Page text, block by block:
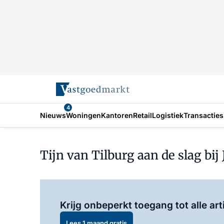
Nieuws
4
WoningenKantorenRetailLogistiekTransacties
Tijn van Tilburg aan de slag bij
Krijg onbeperkt toegang tot alle